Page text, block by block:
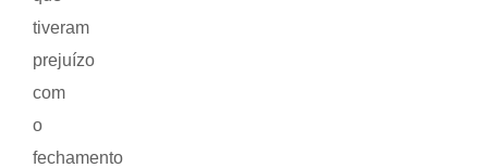
tiveram
prejuízo
com
o
fechamento